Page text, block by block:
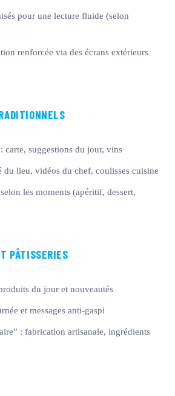
pour une lecture fluide (selon
renforcée via des écrans extérieurs
carte, suggestions du jour, vins
du lieu, vidéos du chef, coulisses cuisine
les moments (apéritif, dessert,
PÂTISSERIES
du jour et nouveautés
et messages anti-gaspi
: fabrication artisanale, ingrédients